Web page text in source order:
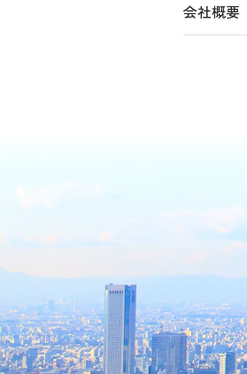
会社概要